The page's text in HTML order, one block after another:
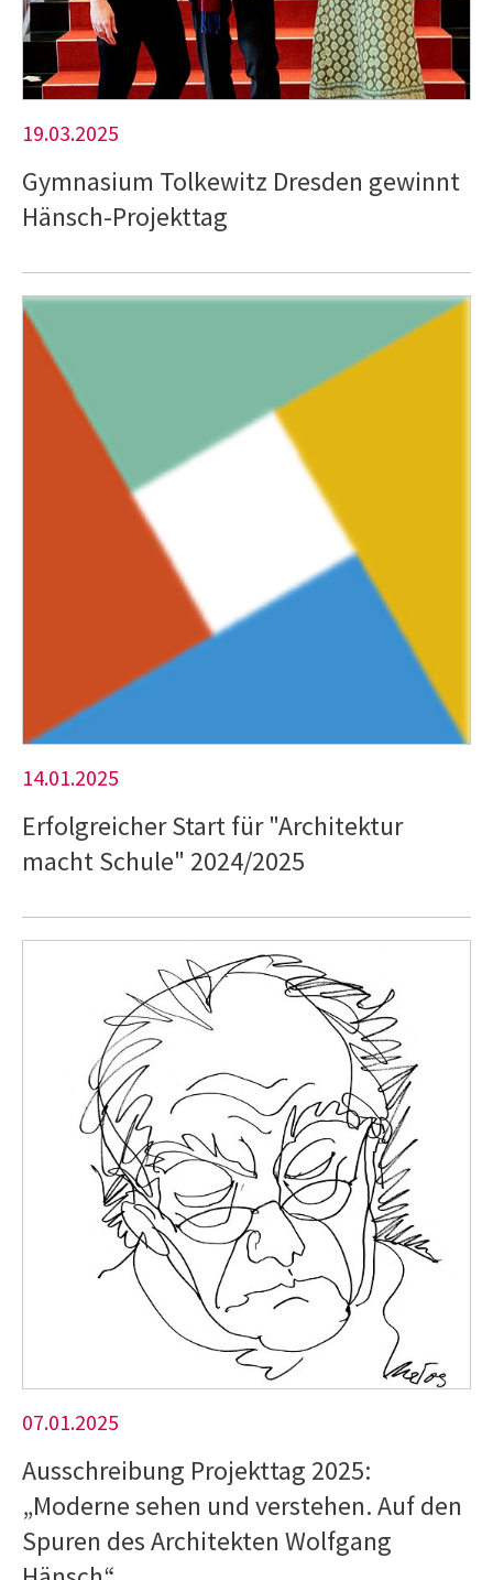
19.03.2025
Gymnasium Tolkewitz Dresden gewinnt
Hänsch-Projekttag
14.01.2025
Erfolgreicher Start für "Architektur
macht Schule" 2024/2025
07.01.2025
Ausschreibung Projekttag 2025:
„Moderne sehen und verstehen. Auf den
Spuren des Architekten Wolfgang